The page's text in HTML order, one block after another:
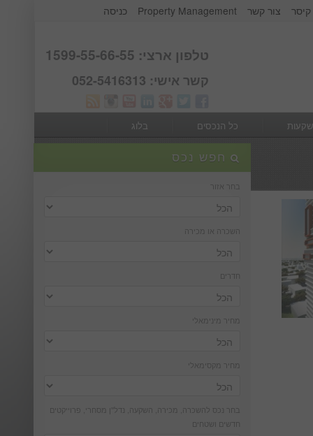
Webmail
כניסה Property Management צור קשר
טלפון ארצי: 1599-55-66-55
קשר אישי: 052-5416313
כל הנכסים בלוג
חפש נכס
בחר אזור
השכרה או מכירה
חדרים
מחיר מינימאלי
מחיר מקסימאלי
בחר נכס להשכרה, מכירה, השקעה, נדל''ן מסחרי, פרוייקטים
חדשים ושטחים